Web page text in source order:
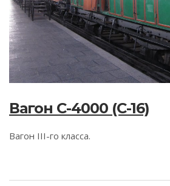
Вагон C-4000 (C-16)
Вагон III-го класса.